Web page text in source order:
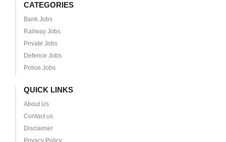
CATEGORIES
Bank Jobs
Railway Jobs
Private Jobs
Defence Jobs
Police Jobs
QUICK LINKS
About Us
Contact us
Disclaimer